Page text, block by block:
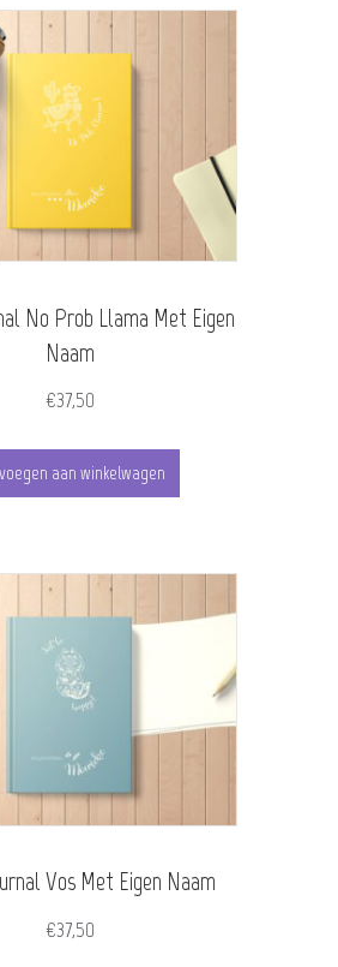
No Prob Llama Met Eigen
Naam
€37,50
aan winkelwagen
Vos Met Eigen Naam
€37,50